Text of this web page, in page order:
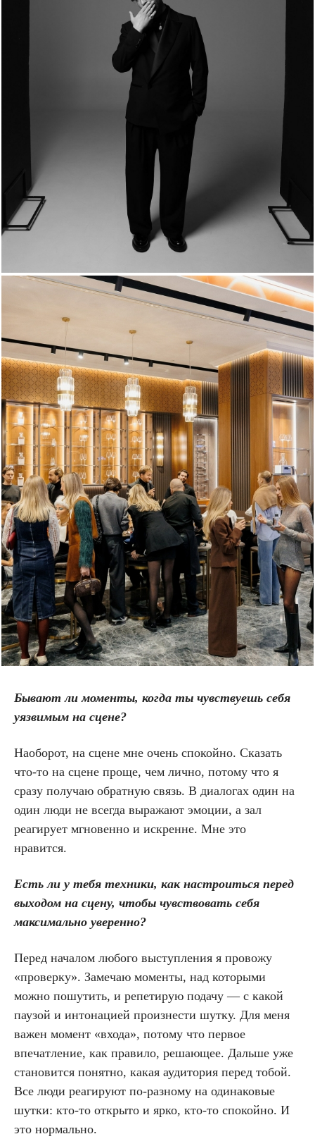
Бывают ли моменты, когда ты чувствуешь себя
уязвимым на сцене?
Наоборот, на сцене мне очень спокойно. Сказать
что-то на сцене проще, чем лично, потому что я
сразу получаю обратную связь. В диалогах один на
один люди не всегда выражают эмоции, а зал
реагирует мгновенно и искренне. Мне это
нравится.
Есть ли у тебя техники, как настроиться перед
выходом на сцену, чтобы чувствовать себя
максимально уверенно?
Перед началом любого выступления я провожу
«проверку». Замечаю моменты, над которыми
можно пошутить, и репетирую подачу — с какой
паузой и интонацией произнести шутку. Для меня
важен момент «входа», потому что первое
впечатление, как правило, решающее. Дальше уже
становится понятно, какая аудитория перед тобой.
Все люди реагируют по-разному на одинаковые
шутки: кто-то открыто и ярко, кто-то спокойно. И
это нормально.